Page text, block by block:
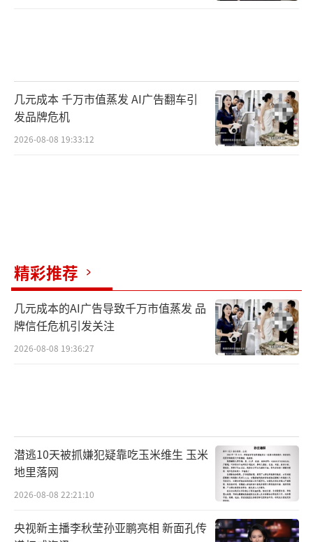
几元成本 千万市值蒸发 AI广告翻车引
发品牌危机
2026-08-08 19:33:12
精彩推荐
几元成本的AI广告导致千万市值蒸发 品
牌信任危机引发关注
2026-08-08 19:36:27
潜逃10天被抓嫌犯疑靠吃玉米维生 玉米
地里落网
2026-08-08 22:21:10
央视新主播李秋莹孙亚鹏亮相 新面孔传